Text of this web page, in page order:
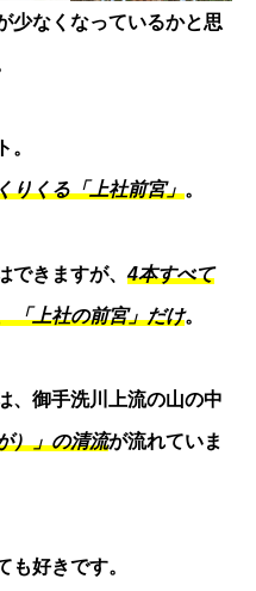
少なくなっているかと思
。
りくる「上社前宮」。
できますが、4本すべて
「上社の前宮」だけ。
、御手洗川上流の山の中
）」の清流が流れていま
も好きです。